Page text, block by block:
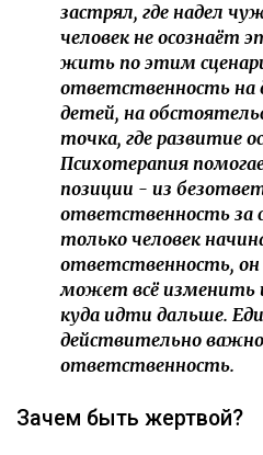
застрял, где надел
человек не осознаёт
жить по этим
ответственность на
детей, на
точка, где развитие
Психотерапия
позиции - из
ответственность за
только человек
ответственность,
может всё
куда идти дальше.
действительно
ответственность.
Зачем быть жертвой?